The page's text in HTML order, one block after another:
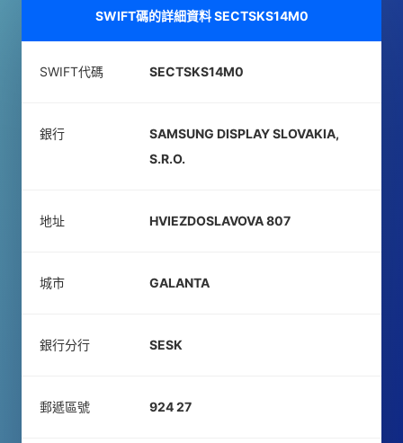
SWIFT碼的詳細資料SECTSKS14M0
SWIFT代碼 SECTSKS14M0
銀行
SAMSUNG DISPLAY SLOVAKIA,
S.R.O.
地址 HVIEZDOSLAVOVA 807
城市 GALANTA
銀行分行 SESK
郵遞區號 924 27